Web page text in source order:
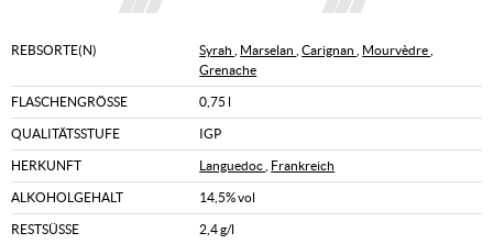
REBSORTE(N) Syrah Marselan ,Carignan Mourvèdre
Grenache
FLASCHENGRÖSSE 0,75 l
QUALITÄTSSTUFE IGP
HERKUNFT Languedoc Frankreich
ALKOHOLGEHALT 14,5% vol
RESTSÜSSE 2,4 g/l